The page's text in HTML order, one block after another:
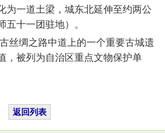
为一道土梁，城东北延伸至约两公
五十一团驻地）。
绸之路中道上的一个重要古城遗
，被列为自治区重点文物保护单
返回列表